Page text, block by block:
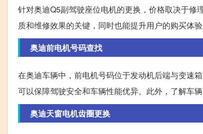
针对奥迪Q5副驾驶座位电机的更换，价格取决于
质和维修效果的关键，同时也能提升用户的购买体验
奥迪前电机号码查找
在奥迪车辆中，前电机号码位于发动机后端与变速
可以保障驾驶安全和车辆性能优异。此外，了解车
奥迪天窗电机齿圈更换